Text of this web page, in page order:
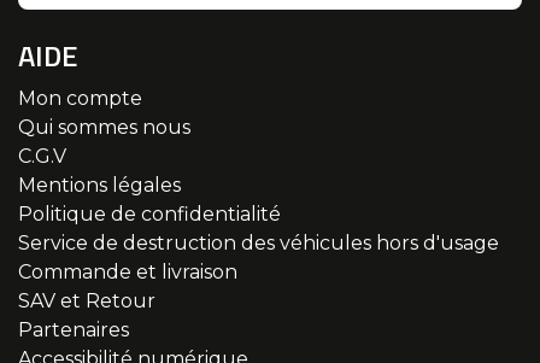
AIDE
Mon compte
Qui sommes nous
C.G.V
Mentions légales
Politique de confidentialité
Service de destruction des véhicules hors d'usage
Commande et livraison
SAV et Retour
Partenaires